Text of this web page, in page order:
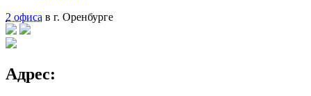
2 офиса в г. Оренбурге
Адрес: